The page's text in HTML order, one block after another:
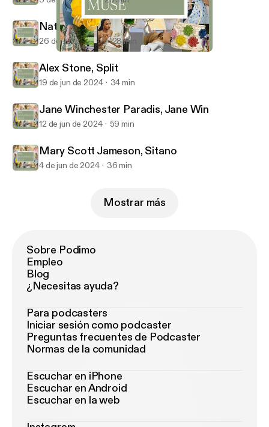
The Modatrova Muse
Natalie Steen, The Nat Note
26 de jun de 2024 28 min
Alex Stone, Split
19 de jun de 2024 34 min
Jane Winchester Paradis, Jane Win
12 de jun de 2024 59 min
Mary Scott Jameson, Sitano
4 de jun de 2024 36 min
Mostrar más
Sobre Podimo
Empleo
Blog
¿Necesitas ayuda?
Para podcasters
Iniciar sesión como podcaster
Preguntas frecuentes de Podcaster
Normas de la comunidad
Escuchar en iPhone
Escuchar en Android
Escuchar en la web